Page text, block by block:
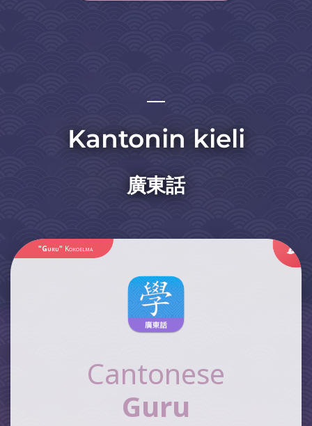
Kantonin kieli
廣東話
"Guru" Kokoelma
Cantonese
Guru